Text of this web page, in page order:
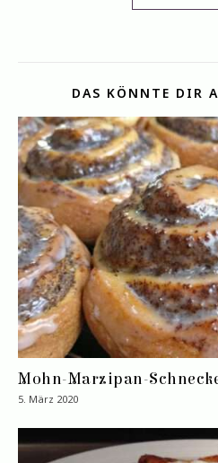
DAS KÖNNTE DIR
Mohn-Marzipan-
5. März 2020